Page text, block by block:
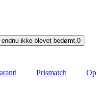
ikke blevet bedømt. 0
Prismatch
Op